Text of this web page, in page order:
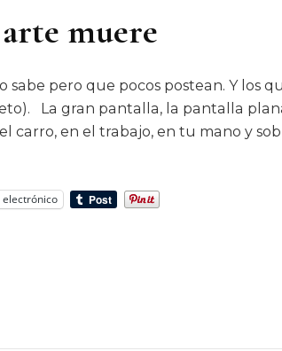
muere
pero que pocos postean. Y los
La gran pantalla, la pantalla
carro, en el trabajo, en tu mano y